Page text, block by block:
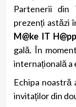
Partenerii
prezenți astăzi
M@ke IT
gală. În
internațională a
Echipa
invitaților din